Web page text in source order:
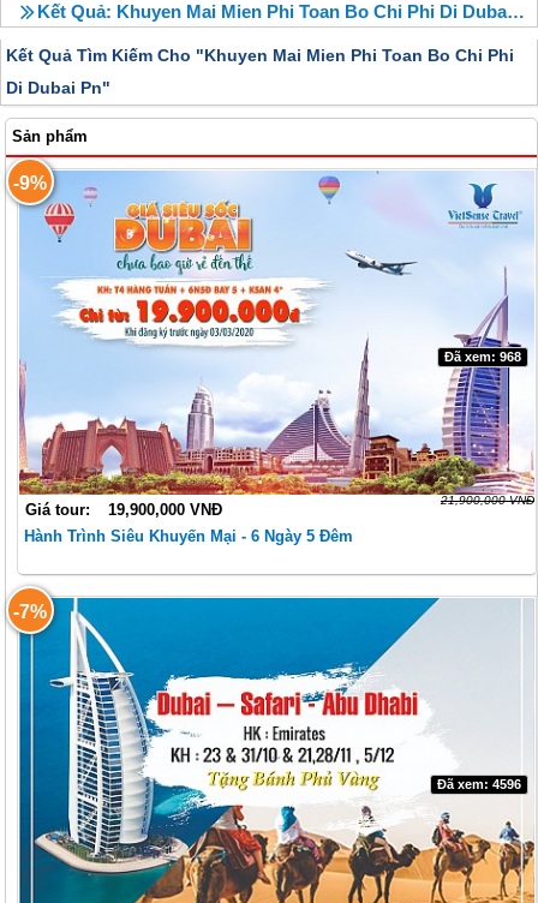
Kết Quả: Khuyen Mai Mien Phi Toan Bo Chi Phi Di Dubai Pn
Kết Quả Tìm Kiếm Cho "Khuyen Mai Mien Phi Toan Bo Chi Phi
Di Dubai Pn"
Sản phẩm
-9%
Giá tour:
21,900,000 VNĐ
19,900,000 VNĐ
Đã xem: 968
Hành Trình Siêu Khuyến Mại - 6 Ngày 5 Đêm
-7%
Đã xem: 4596